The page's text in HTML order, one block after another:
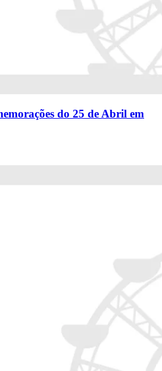
do 25 de Abril em